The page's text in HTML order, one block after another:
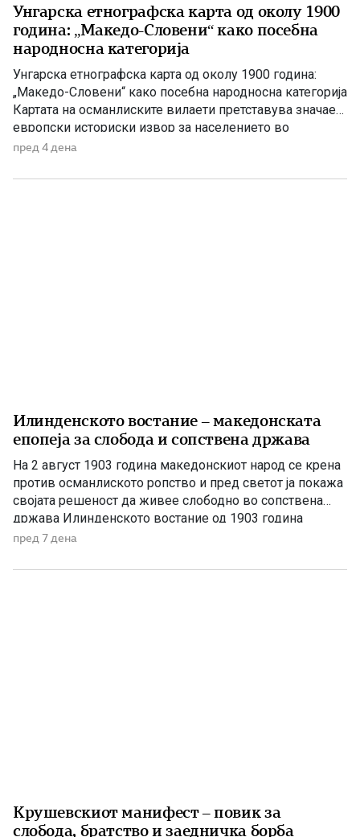
Унгарска етнографска карта од околу 1900
година: „Македо-Словени“ како посебна
народносна категорија
Унгарска етнографска карта од околу 1900 година:
„Македо-Словени“ како посебна народносна категорија
Картата на османлиските вилаети претставува значаен
европски историски извор за населението во
Македонија на преминот од XIX кон XX век На крајот
силни политички, црковни и пропагандни судири.
пред 4 дена
Илинденското востание – македонската
епопеја за слобода и сопствена држава
На 2 август 1903 година македонскиот народ се крена
против османлиското ропство и пред светот ја покажа
својата решеност да живее слободно во сопствена
држава Илинденското востание од 1903 година
претставува еден од најсветлите и најзначајните
било ненадеен и изолиран бунт, туку врв на
пред 7 дена
Крушевскиот манифест – повик за
слобода, братство и заедничка борба